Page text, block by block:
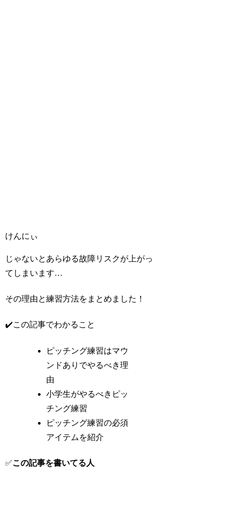
けんにぃ
じゃないとあらゆる故障リスクが上がっ
てしまいます…
その理由と練習方法をまとめました！
✔️この記事でわかること
ピッチング練習はマウ
ンドありでやるべき理
由
小学生がやるべきピッ
チング練習
ピッチング練習の必須
アイテムを紹介
✅この記事を書いてる人